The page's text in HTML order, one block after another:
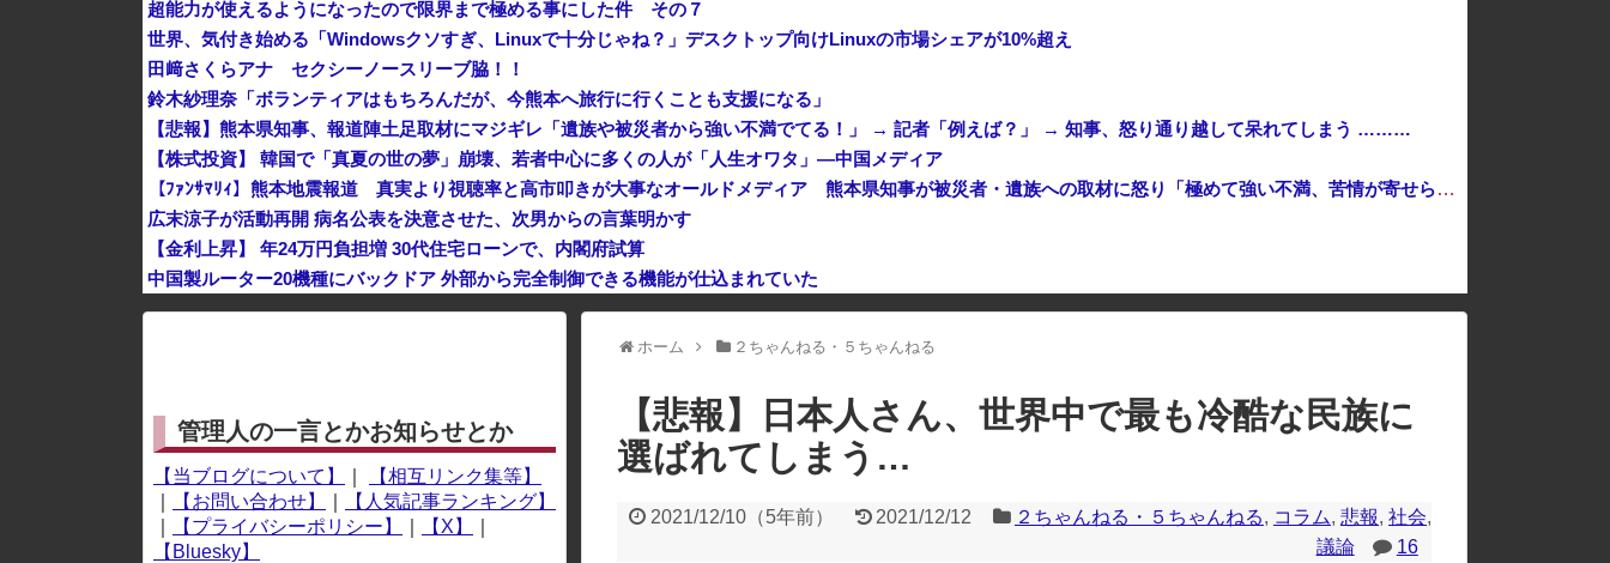
超能力が使えるようになったので限界まで極める事にした件 その７
世界、気付き始める「Windowsクソすぎ、Linuxで十分じゃね？」デスクトップ向けLinuxの市場シェアが10%超え
田﨑さくらアナ セクシーノースリーブ脇！！
鈴木紗理奈「ボランティアはもちろんだが、今熊本へ旅行に行くことも支援になる」
【悲報】熊本県知事、報道陣土足取材にマジギレ「遺族や被災者から強い不満でてる！」 → 記者「例えば？」 → 知事、怒り通り越して呆れてしまう ………
【株式投資】 韓国で「真夏の世の夢」崩壊、若者中心に多くの人が「人生オワタ」―中国メディア
【ﾌｧﾝｻﾏﾘｨ】熊本地震報道 真実より視聴率と高市叩きが大事なオールドメディア 熊本県知事が被災者・遺族への取材に怒り「極めて強い不満、苦情が寄せられた」
広末涼子が活動再開 病名公表を決意させた、次男からの言葉明かす
【金利上昇】 年24万円負担増 30代住宅ローンで、内閣府試算
中国製ルーター20機種にバックドア 外部から完全制御できる機能が仕込まれていた
ホーム
２ちゃんねる・５ちゃんねる
【悲報】日本人さん、世界中で最も冷酷な民族に
選ばれてしまう…
2021/12/10（5年前） 2021/12/12 ２ちゃんねる・５ちゃんねる, コラム, 悲報, 社会,
議論
16
管理人の一言とかお知らせとか
【当ブログについて】
【相互リンク集等】
【お問い合わせ】
【人気記事ランキング】
【プライバシーポリシー】 【X】
【Bluesky】